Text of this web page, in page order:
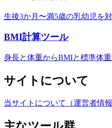
生後3か月〜満5歳の乳幼児を
BMI計算ツール
身長と体重からBMIと標準体
サイトについて
当サイトについて（運営者情報